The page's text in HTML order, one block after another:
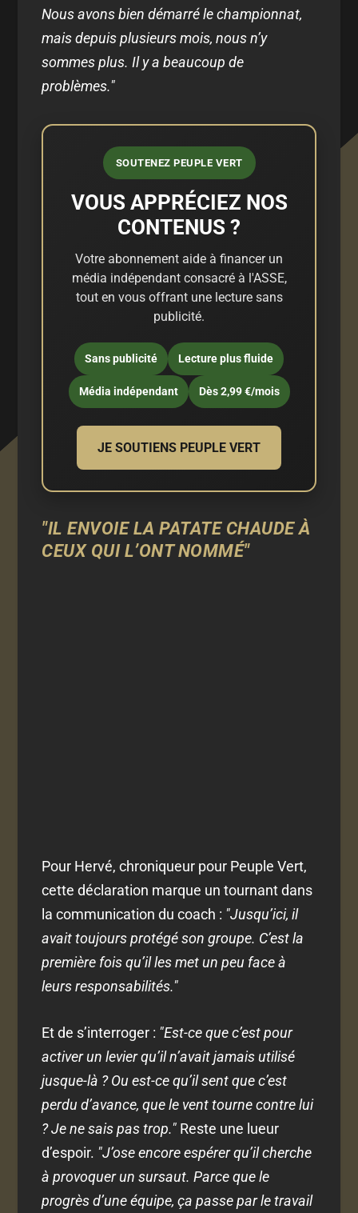
Nous avons bien démarré le championnat,
mais depuis plusieurs mois, nous n’y
sommes plus. Il y a beaucoup de
problèmes."
SOUTENEZ PEUPLE VERT
VOUS APPRÉCIEZ NOS
CONTENUS ?
Votre abonnement aide à financer un
média indépendant consacré à l'ASSE,
tout en vous offrant une lecture sans
publicité.
Sans publicité Lecture plus fluide
Média indépendant Dès 2,99 €/mois
JE SOUTIENS PEUPLE VERT
"IL ENVOIE LA PATATE CHAUDE À
CEUX QUI L’ONT NOMMÉ"
Pour Hervé, chroniqueur pour Peuple Vert,
cette déclaration marque un tournant dans
la communication du coach : "Jusqu’ici, il
avait toujours protégé son groupe. C’est la
première fois qu’il les met un peu face à
leurs responsabilités."
Et de s’interroger : "Est-ce que c’est pour
activer un levier qu’il n’avait jamais utilisé
jusque-là ? Ou est-ce qu’il sent que c’est
perdu d’avance, que le vent tourne contre lui
? Je ne sais pas trop." Reste une lueur
d’espoir. "J’ose encore espérer qu’il cherche
à provoquer un sursaut. Parce que le
progrès d’une équipe, ça passe par le travail